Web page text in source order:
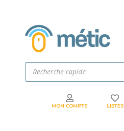
MON COMPTE LISTES